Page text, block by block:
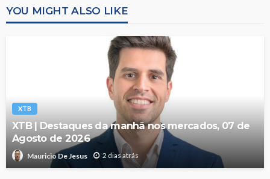
YOU MIGHT ALSO LIKE
XTB
XTB | Destaques da manhã nos mercados, 07 de
Agosto de 2026
Mauricio De Jesus 2 dias atrás